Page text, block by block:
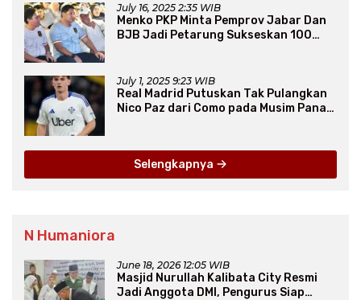
July 16, 2025 2:35 WIB
Menko PKP Minta Pemprov Jabar Dan
BJB Jadi Petarung Sukseskan 100
July 1, 2025 9:23 WIB
Real Madrid Putuskan Tak Pulangkan
Nico Paz dari Como pada Musim Panas
Selengkapnya
N Humaniora
June 18, 2026 12:05 WIB
Masjid Nurullah Kalibata City Resmi
Jadi Anggota DMI, Pengurus Siap